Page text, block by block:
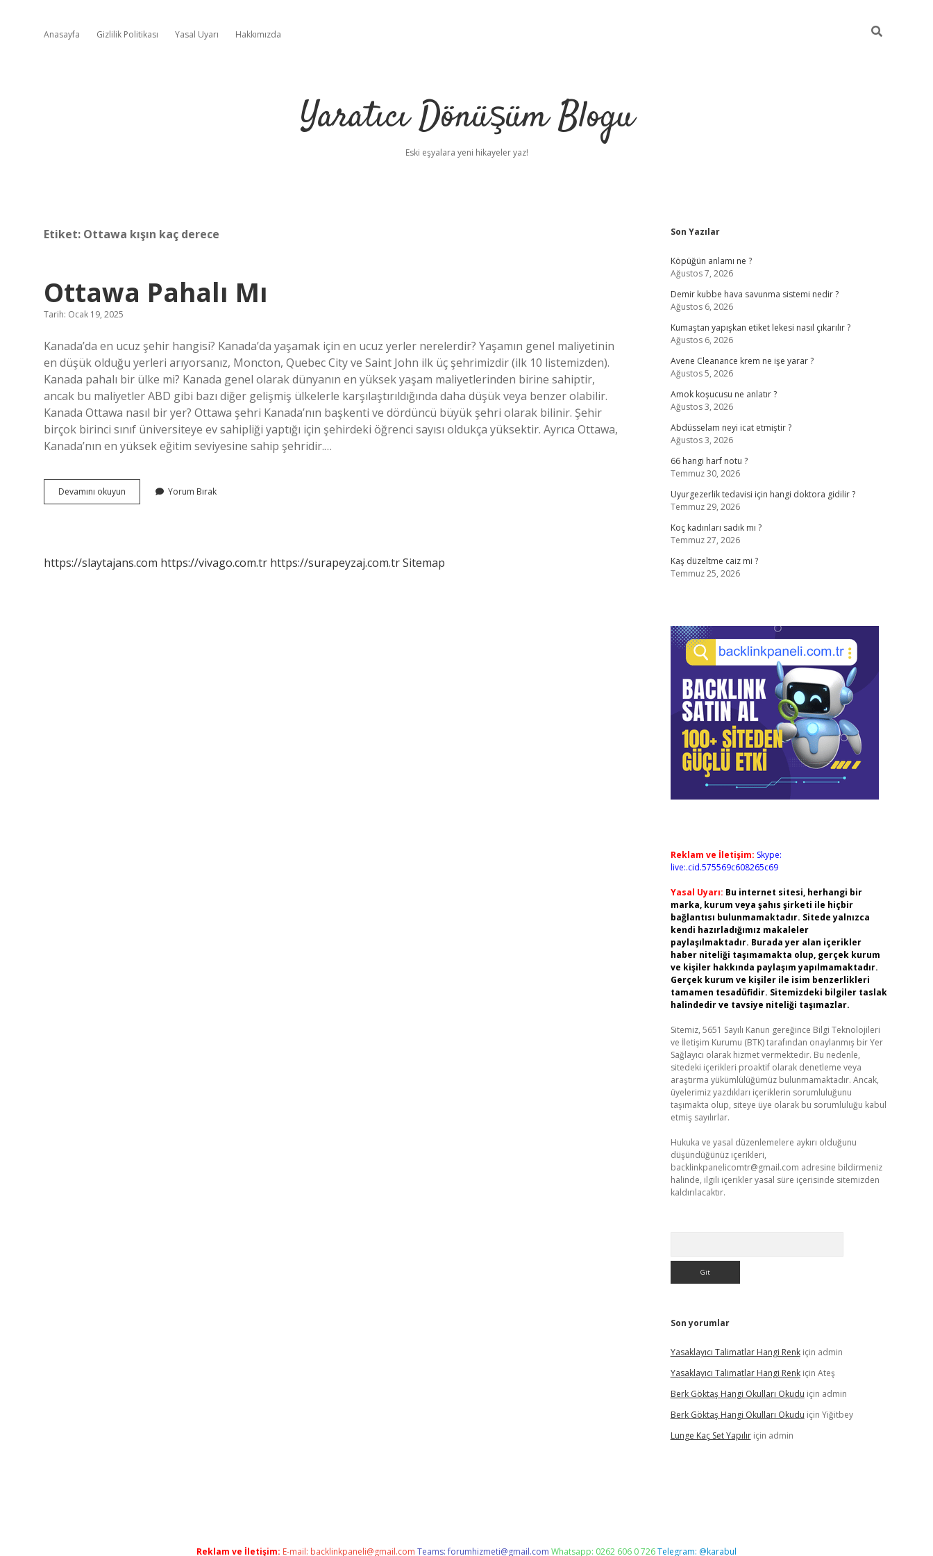
Anasayfa Gizlilik Politikası Yasal Uyarı Hakkımızda
Yaratıcı Dönüşüm Blogu
Eski eşyalara yeni hikayeler yaz!
Etiket: Ottawa kışın kaç derece
Ottawa Pahalı Mı
Tarih: Ocak 19, 2025
Kanada’da en ucuz şehir hangisi? Kanada’da yaşamak için en ucuz yerler nerelerdir? Yaşamın genel maliyetinin
en düşük olduğu yerleri arıyorsanız, Moncton, Quebec City ve Saint John ilk üç şehrimizdir (ilk 10 listemizden).
Kanada pahalı bir ülke mi? Kanada genel olarak dünyanın en yüksek yaşam maliyetlerinden birine sahiptir,
ancak bu maliyetler ABD gibi bazı diğer gelişmiş ülkelerle karşılaştırıldığında daha düşük veya benzer olabilir.
Kanada Ottawa nasıl bir yer? Ottawa şehri Kanada’nın başkenti ve dördüncü büyük şehri olarak bilinir. Şehir
birçok birinci sınıf üniversiteye ev sahipliği yaptığı için şehirdeki öğrenci sayısı oldukça yüksektir. Ayrıca Ottawa,
Kanada’nın en yüksek eğitim seviyesine sahip şehridir.…
Devamını okuyun
Pahalı
Yorum Bırak
https://slaytajans.com https://vivago.com.tr https://surapeyzaj.com.trSitemap
Sidebar
Son Yazılar
Köpüğün anlamı ne ?
Ağustos 7, 2026
Demir kubbe hava savunma sistemi nedir ?
Ağustos 6, 2026
Kumaştan yapışkan etiket lekesi nasıl çıkarılır ?
Ağustos 6, 2026
Avene Cleanance krem ne işe yarar ?
Ağustos 5, 2026
Amok koşucusu ne anlatır ?
Ağustos 3, 2026
Abdüsselam neyi icat etmiştir ?
Ağustos 3, 2026
66 hangi harf notu ?
Temmuz 30, 2026
Uyurgezerlik tedavisi için hangi doktora gidilir ?
Temmuz 29, 2026
Koç kadınları sadık mı ?
Temmuz 27, 2026
Kaş düzeltme caiz mi ?
Temmuz 25, 2026
Reklam ve İletişim: Skype:
live:.cid.575569c608265c69
Yasal Uyarı: Bu internet sitesi, herhangi bir
marka, kurum veya şahıs şirketi ile hiçbir
bağlantısı bulunmamaktadır. Sitede yalnızca
kendi hazırladığımız makaleler
paylaşılmaktadır. Burada yer alan içerikler
haber niteliği taşımamakta olup, gerçek kurum
ve kişiler hakkında paylaşım yapılmamaktadır.
Gerçek kurum ve kişiler ile isim benzerlikleri
tamamen tesadüfidir. Sitemizdeki bilgiler taslak
halindedir ve tavsiye niteliği taşımazlar.
Sitemiz, 5651 Sayılı Kanun gereğince Bilgi Teknolojileri
ve İletişim Kurumu (BTK) tarafından onaylanmış bir Yer
Sağlayıcı olarak hizmet vermektedir. Bu nedenle,
sitedeki içerikleri proaktif olarak denetleme veya
araştırma yükümlülüğümüz bulunmamaktadır. Ancak,
üyelerimiz yazdıkları içeriklerin sorumluluğunu
taşımakta olup, siteye üye olarak bu sorumluluğu kabul
etmiş sayılırlar.
Hukuka ve yasal düzenlemelere aykırı olduğunu
düşündüğünüz içerikleri,
backlinkpanelicomtr@gmail.com adresine bildirmeniz
halinde, ilgili içerikler yasal süre içerisinde sitemizden
kaldırılacaktır.
Son yorumlar
Yasaklayıcı Talimatlar Hangi Renkiçin admin
Yasaklayıcı Talimatlar Hangi Renkiçin Ateş
Berk Göktaş Hangi Okulları Okudu için admin
Berk Göktaş Hangi Okulları Okudu için Yiğitbey
Lunge Kaç Set Yapılıriçin admin
Reklam ve İletişim: E-mail: backlinkpaneli@gmail.com Teams:forumhizmeti@gmail.com Whatsapp: 0262 606 0 726Telegram: @karabul